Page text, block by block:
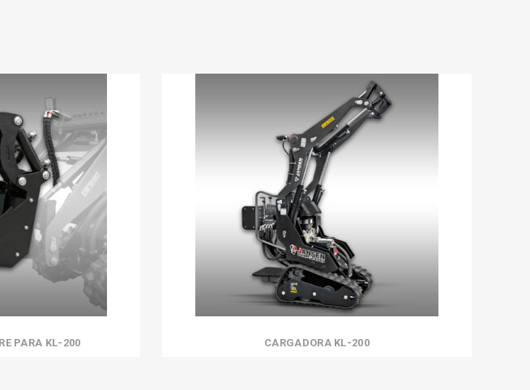
PARA KL-200 CARGADORA KL-200